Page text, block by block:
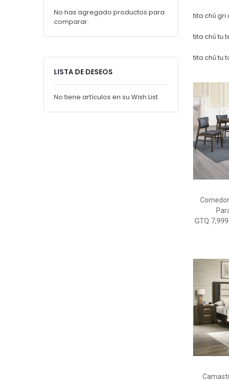
tita chủ gri
tita chủ tu
tita chủ tu
GTQ
No has agregado productos para
comparar.
LISTA DE DESEOS
No tiene artículos en su Wish List.